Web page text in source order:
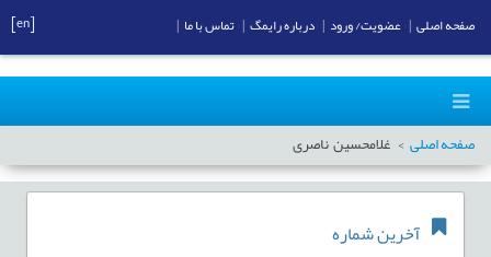
صفحه اصلی غلامحسین ناصری
آخرین شماره
صفحه اصلی عضویت/ ورود درباره رایمگ تماس با ما